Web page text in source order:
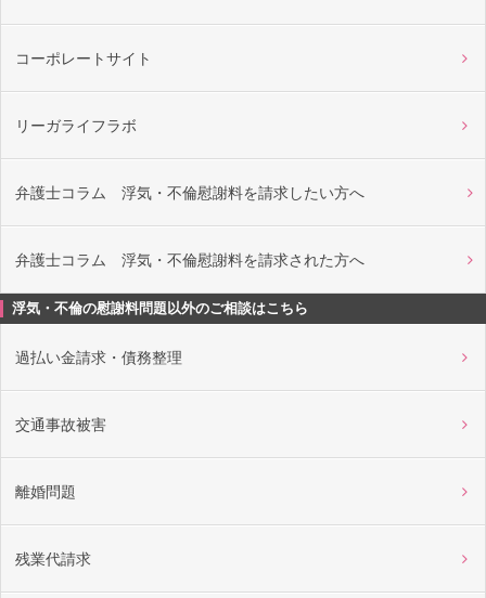
コーポレートサイト
リーガライフラボ
弁護士コラム 浮気・不倫慰謝料を請求したい方へ
弁護士コラム 浮気・不倫慰謝料を請求された方へ
浮気・不倫の慰謝料問題以外のご相談はこちら
過払い金請求・債務整理
交通事故被害
離婚問題
残業代請求